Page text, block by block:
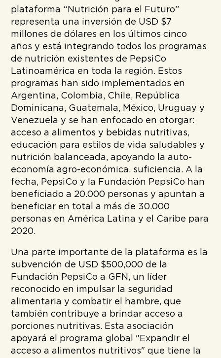
plataforma “Nutrición para el Futuro”
representa una inversión de USD $7
millones de dólares en los últimos cinco
años y está integrando todos los programas
de nutrición existentes de PepsiCo
Latinoamérica en toda la región. Estos
programas han sido implementados en
Argentina, Colombia, Chile, República
Dominicana, Guatemala, México, Uruguay y
Venezuela y se han enfocado en otorgar:
acceso a alimentos y bebidas nutritivas,
educación para estilos de vida saludables y
nutrición balanceada, apoyando la auto-
economía agro-económica. suficiencia. A la
fecha, PepsiCo y la Fundación PepsiCo han
beneficiado a 20.000 personas y apuntan a
beneficiar en total a más de 30.000
personas en América Latina y el Caribe para
2020.
Una parte importante de la plataforma es la
subvención de USD $500,000 de la
Fundación PepsiCo a GFN, un líder
reconocido en impulsar la seguridad
alimentaria y combatir el hambre, que
también contribuye a brindar acceso a
porciones nutritivas. Esta asociación
apoyará el programa global "Expandir el
acceso a alimentos nutritivos" que tiene la